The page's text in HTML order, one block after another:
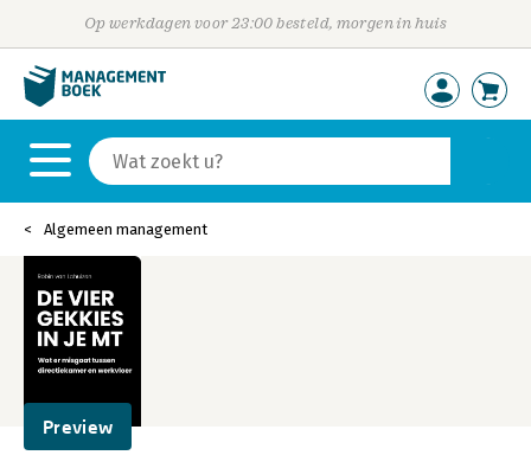
Op werkdagen voor 23:00 besteld, morgen in huis
Algemeen management
Preview